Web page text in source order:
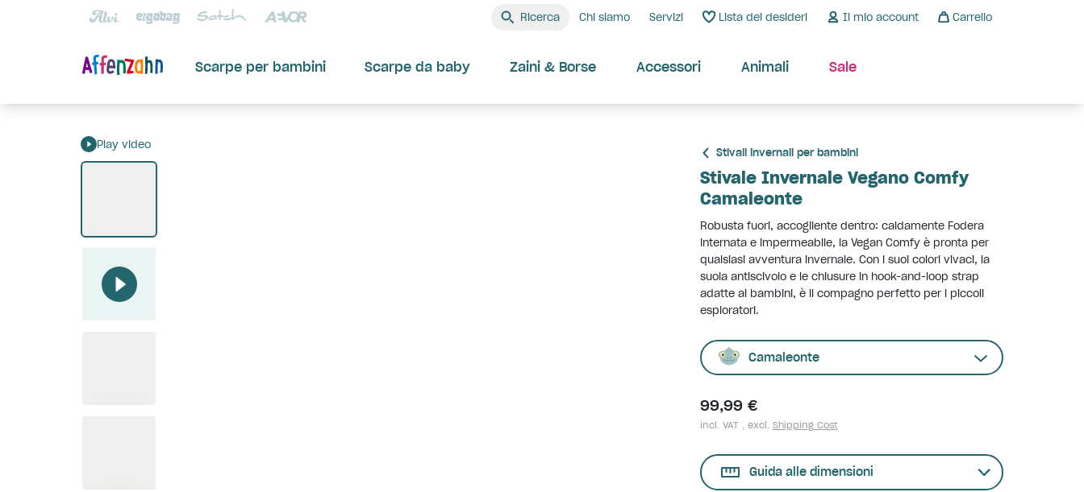
Ricerca Chi siamo Servizi Lista dei desideri Il mio account Carrello
Scarpe per bambini Scarpe da baby Zaini & Borse Accessori Animali Sale
Play video
Stivali invernali per bambini
Stivale Invernale Vegano Comfy
Camaleonte
Robusta fuori, accogliente dentro: caldamente Fodera
internata e impermeabile, la Vegan Comfy è pronta per
qualsiasi avventura invernale. Con i suoi colori vivaci, la
suola antiscivolo e le chiusure in hook-and-loop strap
adatte ai bambini, è il compagno perfetto per i piccoli
esploratori.
Camaleonte
99,99 €
incl. VAT , excl. Shipping Cost
Guida alle dimensioni